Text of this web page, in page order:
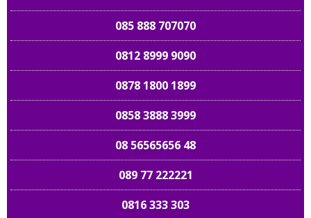
085 888 707070
0812 8999 9090
0878 1800 1899
0858 3888 3999
08 56565656 48
089 77 222221
0816 333 303